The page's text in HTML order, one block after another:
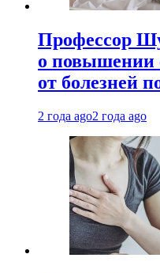
Профессор
о повышении
от болезней
2 года ago2 года ago